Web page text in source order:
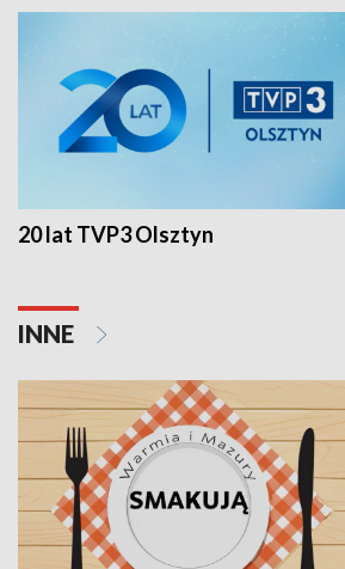
20 lat TVP3 Olsztyn
INNE